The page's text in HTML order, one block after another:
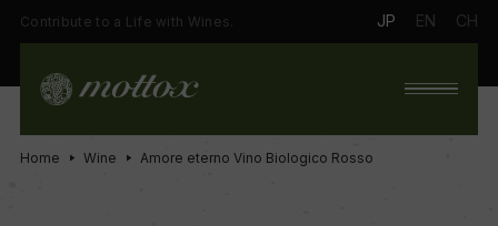
Contribute to a Life with Wines. JP EN CH
Home Wine Amore eterno Vino Biologico Rosso